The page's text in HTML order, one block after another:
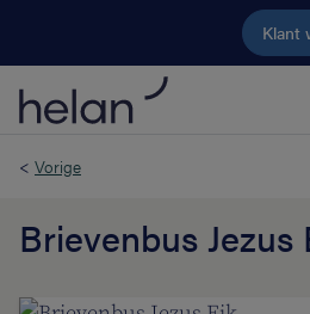
Ga naar de
Klant
< Vorige
Brievenbus Jezus